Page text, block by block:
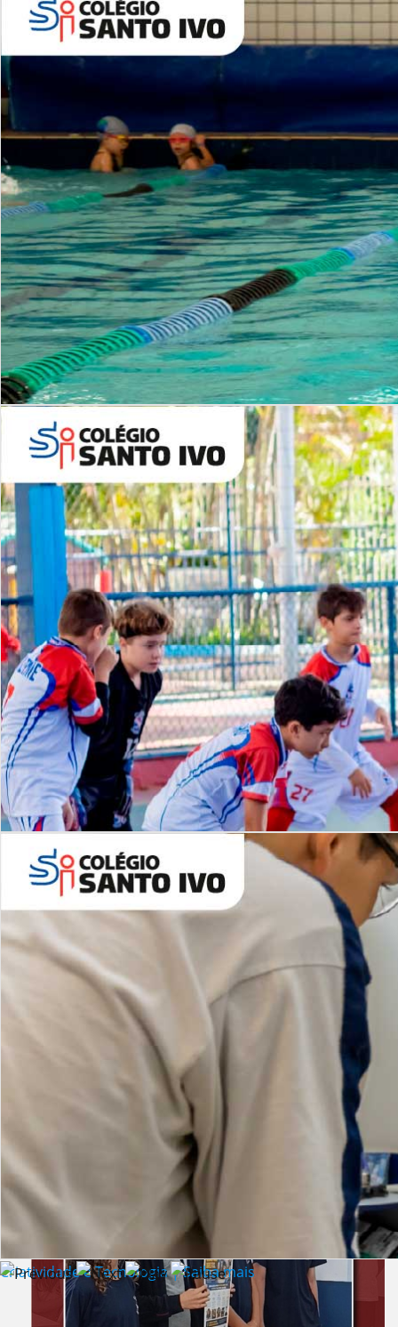
Período Integral | Saiba mais
Desafios | Saiba mais
Criatividade e Tecnologia | Saiba mais
ALUNOS NOVOS
Entre em Contato
INSTITUCIONAL
Lista de vídeos
NOSSOCANAL